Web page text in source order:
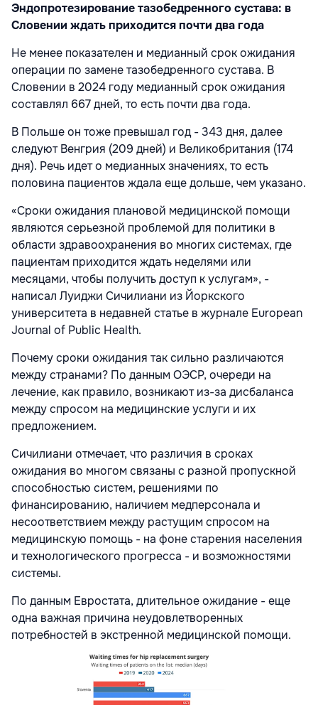
Эндопротезирование тазобедренного сустава: в
Словении ждать приходится почти два года
Не менее показателен и медианный срок ожидания
операции по замене тазобедренного сустава. В
Словении в 2024 году медианный срок ожидания
составлял 667 дней, то есть почти два года.
В Польше он тоже превышал год - 343 дня, далее
следуют Венгрия (209 дней) и Великобритания (174
дня). Речь идет о медианных значениях, то есть
половина пациентов ждала еще дольше, чем указано.
«Сроки ожидания плановой медицинской помощи
являются серьезной проблемой для политики в
области здравоохранения во многих системах, где
пациентам приходится ждать неделями или
месяцами, чтобы получить доступ к услугам», -
написал Луиджи Сичилиани из Йоркского
университета в недавней статье в журнале European
Journal of Public Health.
Почему сроки ожидания так сильно различаются
между странами? По данным ОЭСР, очереди на
лечение, как правило, возникают из-за дисбаланса
между спросом на медицинские услуги и их
предложением.
Сичилиани отмечает, что различия в сроках
ожидания во многом связаны с разной пропускной
способностью систем, решениями по
финансированию, наличием медперсонала и
несоответствием между растущим спросом на
медицинскую помощь - на фоне старения населения
и технологического прогресса - и возможностями
системы.
По данным Евростата, длительное ожидание - еще
одна важная причина неудовлетворенных
потребностей в экстренной медицинской помощи.